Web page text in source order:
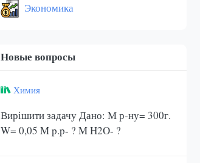
Экономика
Новые вопросы
Химия
Вирішити задачу Дано: М р-ну= 300г.
W= 0,05 M p.p- ? M H2O- ?